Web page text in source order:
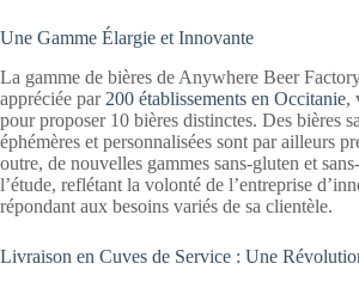
Une Gamme Élargie et Innovante
La gamme de bières de Anywhere Beer
appréciée par 200 établissements en Occitanie,
pour proposer 10 bières distinctes. Des bières
éphémères et personnalisées sont par ailleurs
outre, de nouvelles gammes sans-gluten et
l’étude, reflétant la volonté de l’entreprise
répondant aux besoins variés de sa clientèle.
Livraison en Cuves de Service : Une